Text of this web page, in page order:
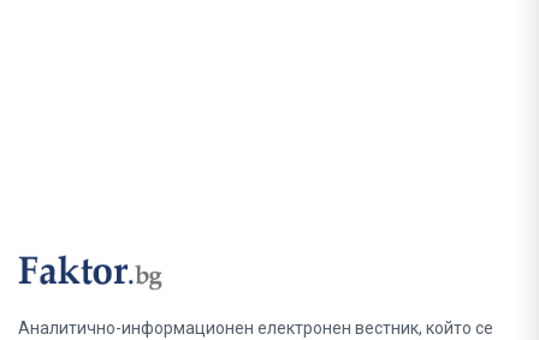
Аналитично-информационен електронен вестник, който се